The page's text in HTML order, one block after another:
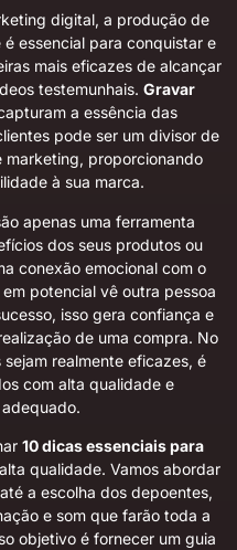
digital, a produção de
essencial para conquistar e
mais eficazes de alcançar
testemunhais. Gravar
a essência das
pode ser um divisor de
marketing, proporcionando
à sua marca.
apenas uma ferramenta
dos seus produtos ou
conexão emocional com o
potencial vê outra pessoa
isso gera confiança e
de uma compra. No
realmente eficazes, é
com alta qualidade e
10 dicas essenciais para
qualidade. Vamos abordar
a escolha dos depoentes,
e som que farão toda a
objetivo é fornecer um guia